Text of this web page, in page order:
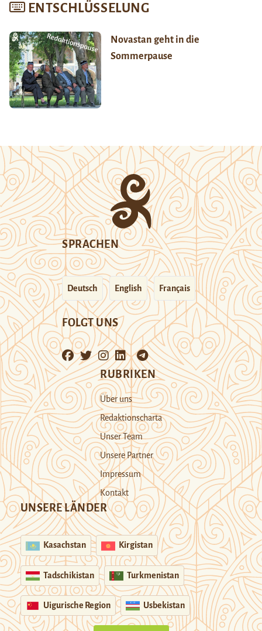
ENTSCHLÜSSELUNG
Novastan geht in die
Sommerpause
SPRACHEN
Deutsch English Français
FOLGT UNS
RUBRIKEN
Über uns
Redaktionscharta
Unser Team
Unsere Partner
Impressum
Kontakt
UNSERE LÄNDER
Kasachstan Kirgistan
Tadschikistan Turkmenistan
Uigurische Region Usbekistan